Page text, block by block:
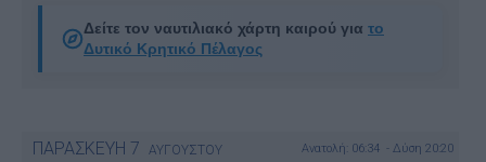
Δείτε τον ναυτιλιακό χάρτη καιρού για το
Δυτικό Κρητικό Πέλαγος
ΠΑΡΑΣΚΕΥΗ 7 ΑΥΓΟΥΣΤΟΥ Ανατολή: 06:34 - Δύση 20:20